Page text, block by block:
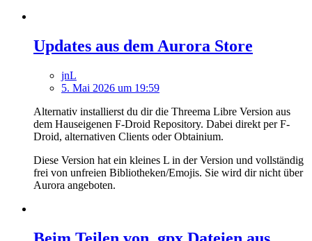
Updates aus dem Aurora Store
jnL
5. Mai 2026 um 19:59
Alternativ installierst du dir die Threema Libre Version aus
dem Hauseigenen F-Droid Repository. Dabei direkt per F-
Droid, alternativen Clients oder Obtainium.
Diese Version hat ein kleines L in der Version und vollständig
frei von unfreien Bibliotheken/Emojis. Sie wird dir nicht über
Aurora angeboten.